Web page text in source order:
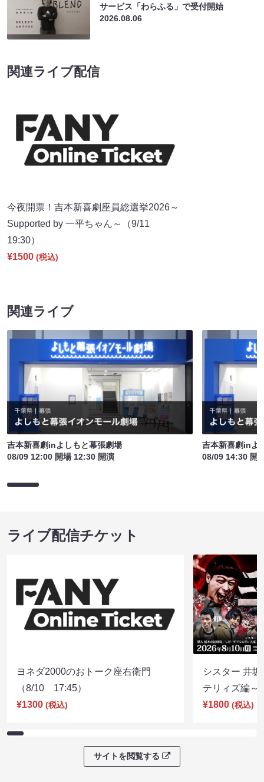
サービス「わらふる」で受付開始
2026.08.06
関連ライブ配信
今夜開票！吉本新喜劇座員総選挙2026～
Supported by 一平ちゃん～（9/11
19:30）
¥1500 (税込)
関連ライブ
吉本新喜劇inよしもと幕張劇場
08/09 12:00 開場 12:30 開演
吉本新喜劇inよ
08/09 14:30 開
ライブ配信チケット
ヨネダ2000のおトーク座右衛門
（8/10 17:45）
¥1300 (税込)
シスター 井
テリィズ編
¥1800 (税込)
サイトを閲覧する